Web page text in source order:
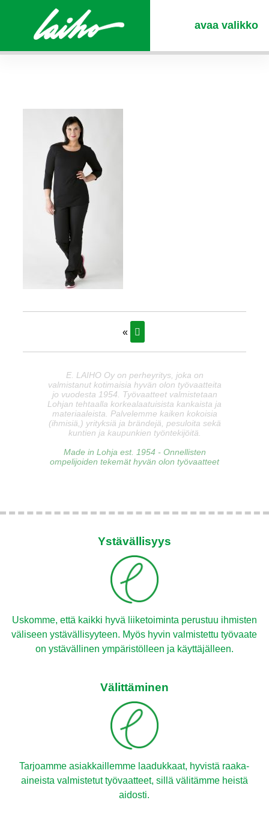
avaa valikko
«
E. LAIHO Oy on perheyritys, joka on
valmistanut kotimaisia hyvän olon työvaatteita
jo vuodesta 1954. Työvaatteet valmistetaan
Lohjan tehtaalla korkealaatuisista kankaista ja
materiaaleista. Palvelemme kaiken kokoisia
(ihmisiä,) yrityksiä ja brändejä, pesuloita sekä
kuntien ja kaupunkien työntekijöitä.
Made in Lohja est. 1954 - Onnellisten
ompelijoiden tekemät hyvän olon työvaatteet
Ystävällisyys
Uskomme, että kaikki hyvä liiketoiminta perustuu ihmisten
väliseen ystävällisyyteen. Myös hyvin valmistettu työvaate
on ystävällinen ympäristölleen ja käyttäjälleen.
Välittäminen
Tarjoamme asiakkaillemme laadukkaat, hyvistä raaka-
aineista valmistetut työvaatteet, sillä välitämme heistä
aidosti.